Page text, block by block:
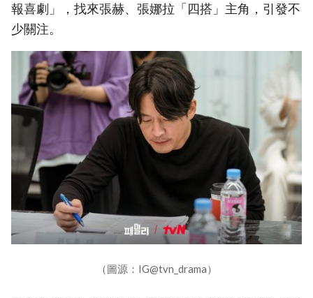
報喜劇」，找來張赫、張娜拉「四搭」主角，引發不
少關注。
（圖源：IG@tvn_drama）